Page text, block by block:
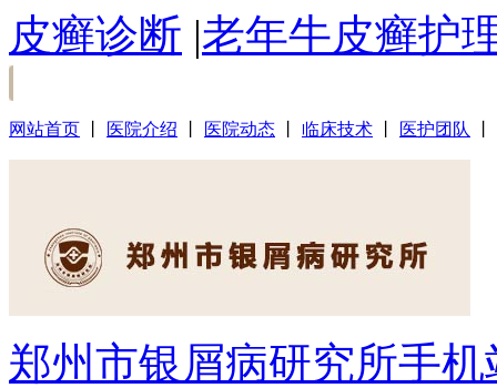
皮癣诊断 |老年牛皮癣护
网站首页 医院介绍 医院动态 临床技术 医护团队
郑州市银屑病研究所手机